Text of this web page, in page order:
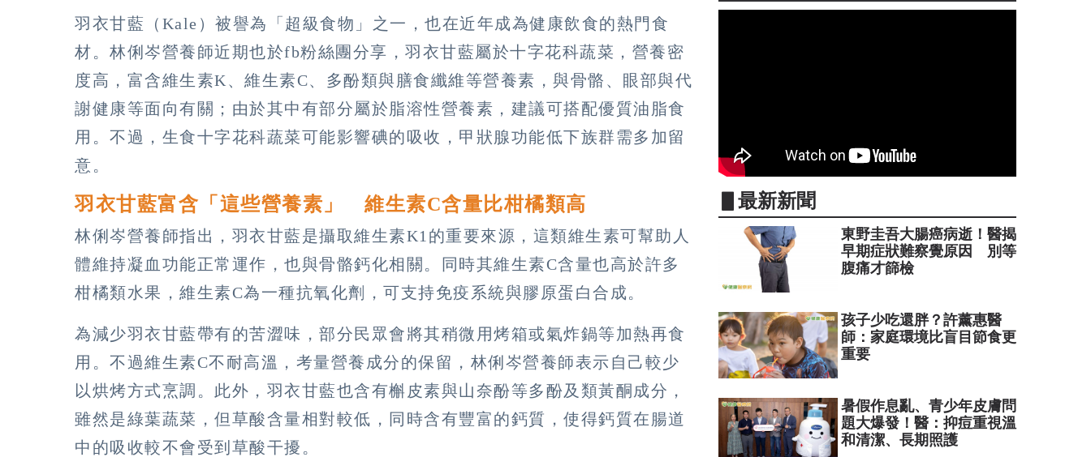
羽衣甘藍（Kale）被譽為「超級食物」之一，也在近年成為健康飲食的熱門食
材。林俐岑營養師近期也於fb粉絲團分享，羽衣甘藍屬於十字花科蔬菜，營養密
度高，富含維生素K、維生素C、多酚類與膳食纖維等營養素，與骨骼、眼部與代
謝健康等面向有關；由於其中有部分屬於脂溶性營養素，建議可搭配優質油脂食
用。不過，生食十字花科蔬菜可能影響碘的吸收，甲狀腺功能低下族群需多加留
意。
羽衣甘藍富含「這些營養素」 維生素C含量比柑橘類高
林俐岑營養師指出，羽衣甘藍是攝取維生素K1的重要來源，這類維生素可幫助人
體維持凝血功能正常運作，也與骨骼鈣化相關。同時其維生素C含量也高於許多
柑橘類水果，維生素C為一種抗氧化劑，可支持免疫系統與膠原蛋白合成。
為減少羽衣甘藍帶有的苦澀味，部分民眾會將其稍微用烤箱或氣炸鍋等加熱再食
用。不過維生素C不耐高溫，考量營養成分的保留，林俐岑營養師表示自己較少
以烘烤方式烹調。此外，羽衣甘藍也含有槲皮素與山奈酚等多酚及類黃酮成分，
雖然是綠葉蔬菜，但草酸含量相對較低，同時含有豐富的鈣質，使得鈣質在腸道
中的吸收較不會受到草酸干擾。
▋最新新聞
東野圭吾大腸癌病逝！醫揭
早期症狀難察覺原因 別等
腹痛才篩檢
孩子少吃還胖？許薰惠醫
師：家庭環境比盲目節食更
重要
暑假作息亂、青少年皮膚問
題大爆發！醫：抑痘重視溫
和清潔、長期照護